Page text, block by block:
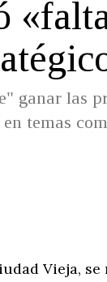
ganar las
temas
Vieja,